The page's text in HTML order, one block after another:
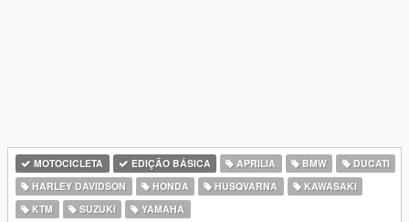
MOTOCICLETA EDIÇÃO BÁSICA APRILIA BMW
DUCATI
HARLEY DAVIDSON
HONDA HUSQVARNA
KAWASAKI
KTM
SUZUKI YAMAHA